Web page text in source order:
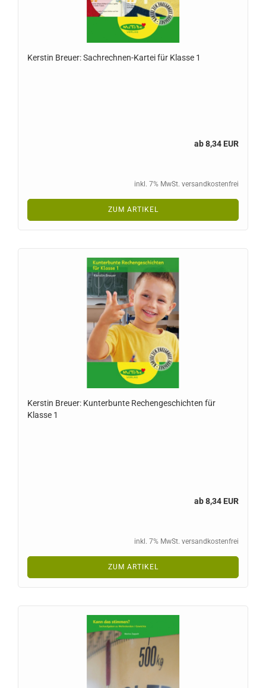
Kerstin Breuer: Sachrechnen-Kartei für Klasse 1
ab 8,34 EUR
inkl. 7% MwSt. versandkostenfrei
ZUM ARTIKEL
Kerstin Breuer: Kunterbunte Rechengeschichten für
Klasse 1
ab 8,34 EUR
inkl. 7% MwSt. versandkostenfrei
ZUM ARTIKEL